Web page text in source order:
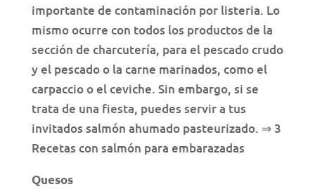
importante de contaminación por listeria. Lo
mismo ocurre con todos los productos de la
sección de charcutería, para el pescado crudo
y el pescado o la carne marinados, como el
carpaccio o el ceviche. Sin embargo, si se
trata de una fiesta, puedes servir a tus
invitados salmón ahumado pasteurizado. ⇒ 3
Recetas con salmón para embarazadas
Quesos